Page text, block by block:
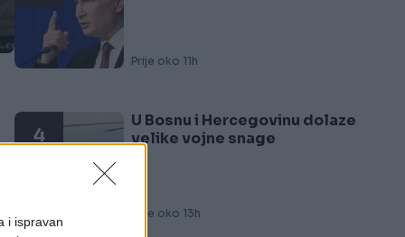
i ispravan
Prije oko 11h
4
U Bosnu i Hercegovinu dolaze
velike vojne snage
Prije oko 13h